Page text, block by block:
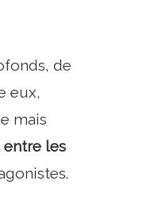
de
eux,
mais
les